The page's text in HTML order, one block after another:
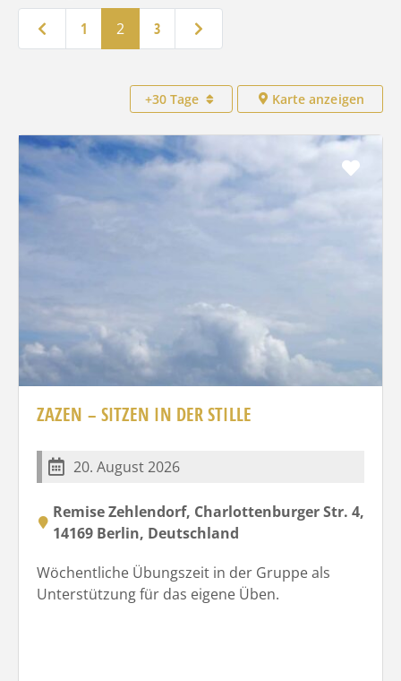
Neuere Beiträge
1 2 3 Ältere Beiträge
+30 Tage Karte anzeigen
ZAZEN – SITZEN IN DER STILLE
20. August 2026
Remise Zehlendorf, Charlottenburger Str. 4,
14169 Berlin, Deutschland
Wöchentliche Übungszeit in der Gruppe als
Unterstützung für das eigene Üben.